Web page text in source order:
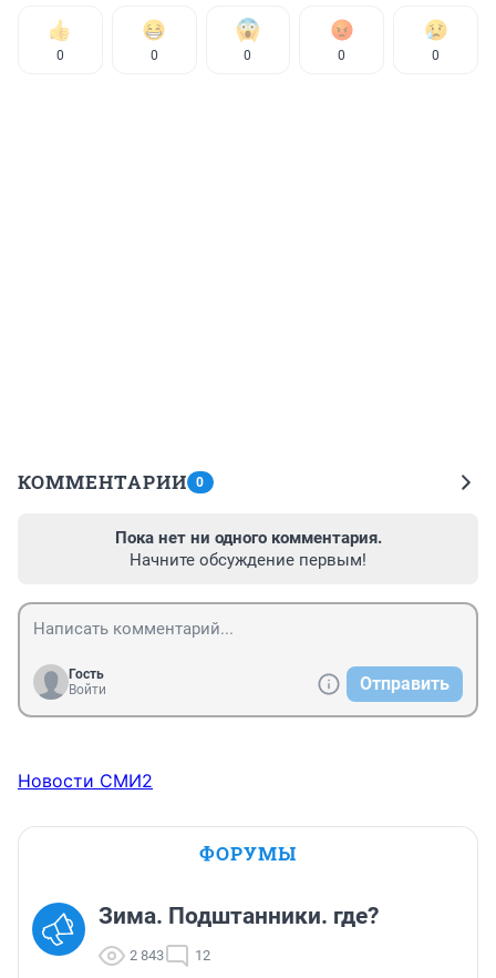
0 0 0 0 0
КОММЕНТАРИИ 0
Пока нет ни одного комментария.
Начните обсуждение первым!
Гость
Войти
Отправить
Новости СМИ2
ФОРУМЫ
Зима. Подштанники. где?
2 843 12